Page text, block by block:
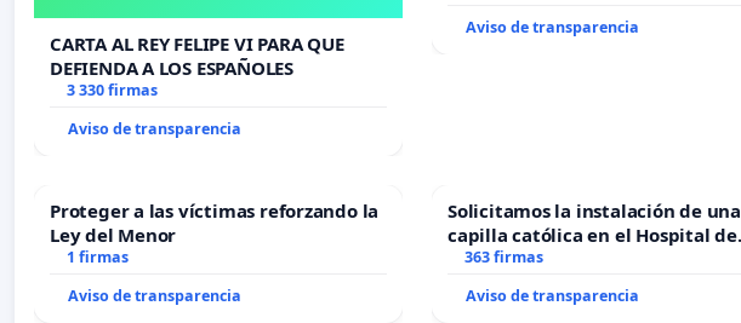
CARTA AL REY FELIPE VI PARA QUE
DEFIENDA A LOS ESPAÑOLES
3 330 firmas
Aviso de transparencia
Aviso de transparencia
Proteger a las víctimas reforzando la
Ley del Menor
1 firmas
Aviso de transparencia
Solicitamos la instalación de una
capilla católica en el Hospital de
Alcañiz
363 firmas
Aviso de transparencia